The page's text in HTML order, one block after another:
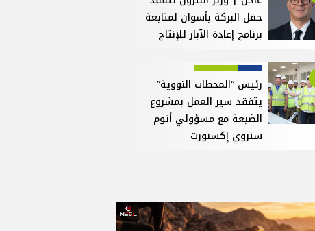
حقل البركة بأسوان لمتابعة
برنامج إعادة الآبار للإنتاج
رئيس “المحطات النووية”
يتفقد سير العمل بمشروع
الضبعة مع مسؤولي أتوم
ستروي إكسبورت